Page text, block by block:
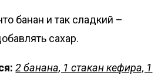
банан и так сладкий –
сахар.
2 банана, 1 стакан кефира, 1